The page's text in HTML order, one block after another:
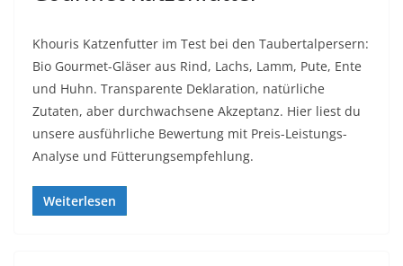
Khouris Katzenfutter im Test bei den Taubertalpersern:
Bio Gourmet-Gläser aus Rind, Lachs, Lamm, Pute, Ente
und Huhn. Transparente Deklaration, natürliche
Zutaten, aber durchwachsene Akzeptanz. Hier liest du
unsere ausführliche Bewertung mit Preis-Leistungs-
Analyse und Fütterungsempfehlung.
Weiterlesen